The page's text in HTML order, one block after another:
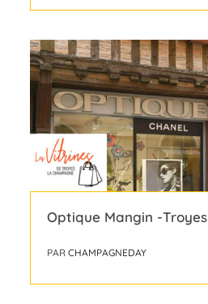
Optique Mangin -Troyes
PAR CHAMPAGNEDAY